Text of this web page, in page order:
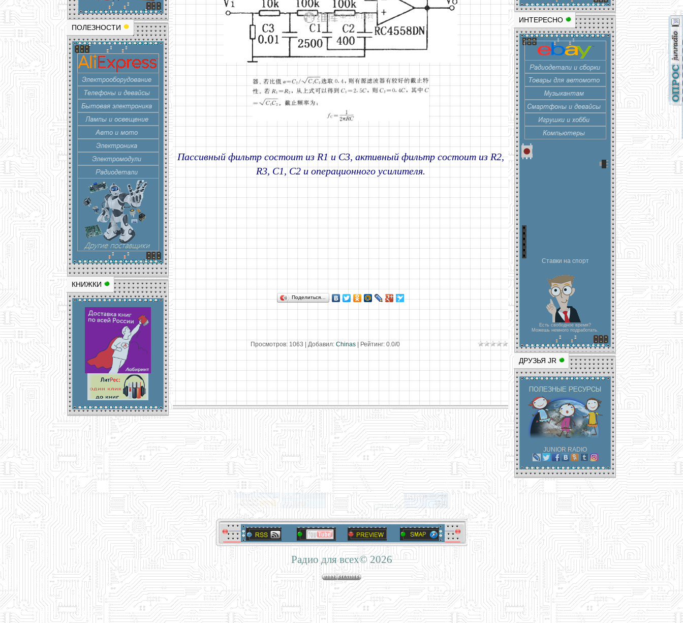
ПОЛЕЗНОСТИ
КНИЖКИ
ИНТЕРЕСНО
Ставки на спорт
Есть свободное время?
Можешь немного подработать.
ДРУЗЬЯ JR
JUNIOR RADIO
Пассивный фильтр состоит из R1 и C3, активный фильтр состоит из R2,
R3, C1, C2 и операционного усилителя.
Поделиться…
Просмотров: 1063 Добавил: Chinas Рейтинг: 0.0/0
Радио для всех© 2026